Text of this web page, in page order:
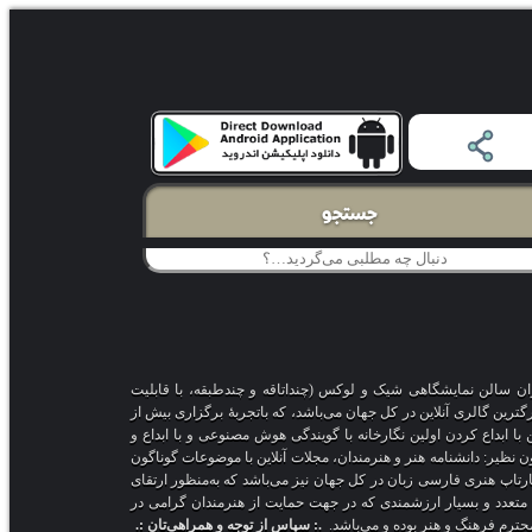
جستجو
سالن نمایشگاهی شیک و لوکس (چنداتاقه و چندطبقه، با قابلیت
گالری آنلاین در کل جهان می‌باشد، که باتجربهٔ برگزاری بیش از
ابداع کردن اولین نگارخانه با گویندگی هوش مصنوعی و با ابداع و
دانشنامه هنر و هنرمندان، مجلات آنلاین با موضوعات گوناگون
هنری فارسی زبان در کل جهان نیز می‌باشد که به‌منظور ارتقای
و بسیار ارزشمندی که در جهت حمایت از هنرمندان گرامی در
محترم فرهنگ و هنر بوده و می‌باشد. .: سپاس از توجه و همراهی‌تان :.